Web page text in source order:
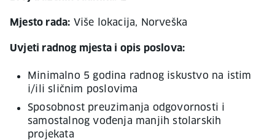
Mjesto rada: Više lokacija, Norveška
Uvjeti radnog mjesta i opis poslova:
Minimalno 5 godina radnog iskustvo na istim
i/ili sličnim poslovima
Sposobnost preuzimanja odgovornosti i
samostalnog vođenja manjih stolarskih
projekata